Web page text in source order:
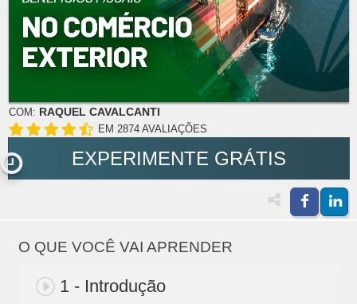
COM: RAQUEL CAVALCANTI
EM 2874 AVALIAÇÕES
EXPERIMENTE GRÁTIS
O QUE VOCÊ VAI APRENDER
1 - Introdução